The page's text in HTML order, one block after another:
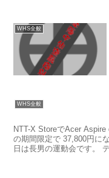
WHS全般
WHS全般
NTT-X StoreでAcer
の期間限定で 37,800円に
日は長男の運動会です。